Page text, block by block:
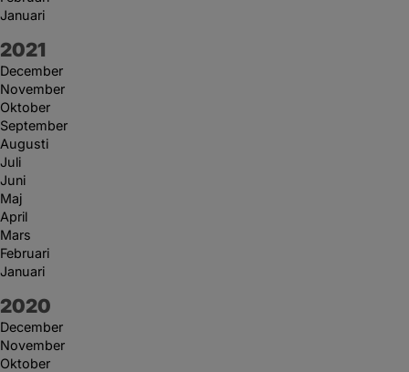
Januari
År:
2021
December
November
Oktober
September
Augusti
Juli
Juni
Maj
April
Mars
Februari
Januari
År:
2020
December
November
Oktober